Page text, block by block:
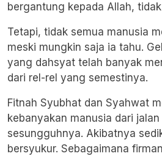
bergantung kepada Allah,
Tetapi, tidak semua manusia
meski mungkin saja ia tahu.
yang dahsyat telah banyak
dari rel-rel yang semestinya.
Fitnah Syubhat dan Syahwat
kebanyakan manusia dari
sesungguhnya. Akibatnya
bersyukur. Sebagaimana